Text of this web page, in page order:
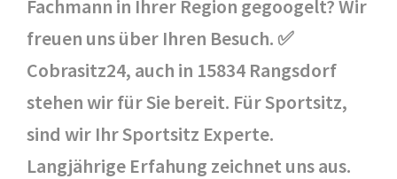
Fachmann in Ihrer Region gegoogelt? Wir
freuen uns über Ihren Besuch. ✅
Cobrasitz24, auch in 15834 Rangsdorf
stehen wir für Sie bereit. Für Sportsitz,
sind wir Ihr Sportsitz Experte.
Langjährige Erfahung zeichnet uns aus.